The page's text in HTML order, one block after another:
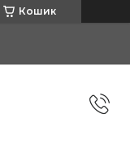
Кошик